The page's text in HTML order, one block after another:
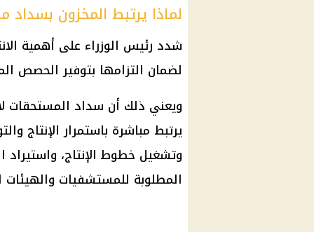
لماذا يرتبط المخزون
شدد رئيس الوزراء على أهمية
لضمان التزامها بتوفير الحصص
ويعني ذلك أن سداد المستحقات لا
يرتبط مباشرة باستمرار الإنتاج
وتشغيل خطوط الإنتاج، واستيراد
المطلوبة للمستشفيات